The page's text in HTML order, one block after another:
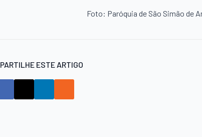
Foto: Paróquia de São Simão de
PARTILHE ESTE ARTIGO